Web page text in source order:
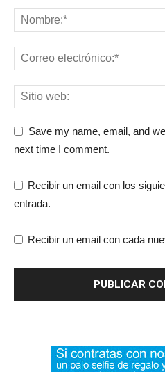
Save my name, email, and
next time I comment.
Recibir un email con los
entrada.
Recibir un email con cada